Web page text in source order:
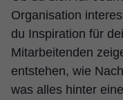
Organisation
du Inspiration für
Mitarbeitenden
entstehen, wie
was alles hinter